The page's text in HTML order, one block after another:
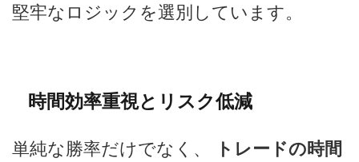
堅牢なロジックを選別しています。
時間効率重視とリスク低減
単純な勝率だけでなく、
トレードの時間